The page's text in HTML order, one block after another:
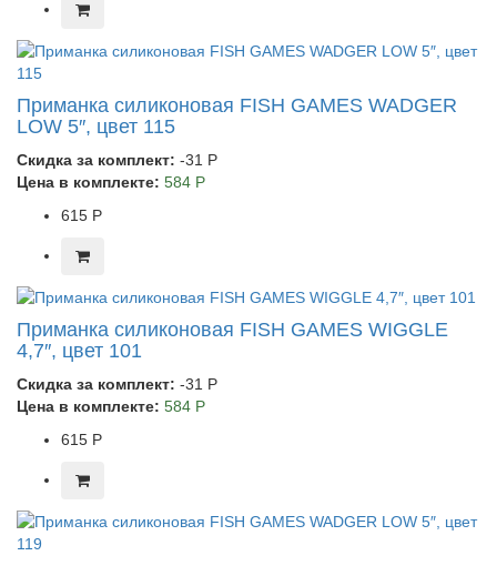
Приманка силиконовая FISH GAMES WADGER
LOW 5″, цвет 115
Скидка за комплект: -31 Р
Цена в комплекте: 584 Р
615 Р
Приманка силиконовая FISH GAMES WIGGLE
4,7″, цвет 101
Скидка за комплект: -31 Р
Цена в комплекте: 584 Р
615 Р